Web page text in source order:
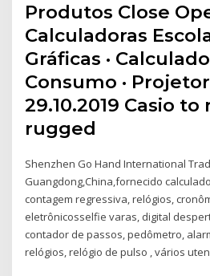
Produtos Close
Calculadoras
Gráficas ·
Consumo ·
29.10.2019 Casio
rugged
Shenzhen Go Hand International
Guangdong,China,fornecido
contagem regressiva, relógios,
eletrônicosselfie varas, digital
contador de passos, pedômetro,
relógios, relógio de pulso , vários